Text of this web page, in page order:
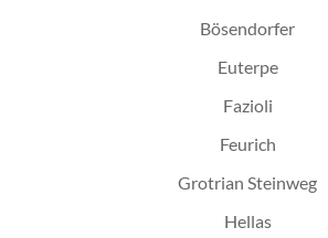
Bösendorfer
Euterpe
Fazioli
Feurich
Grotrian Steinweg
Hellas